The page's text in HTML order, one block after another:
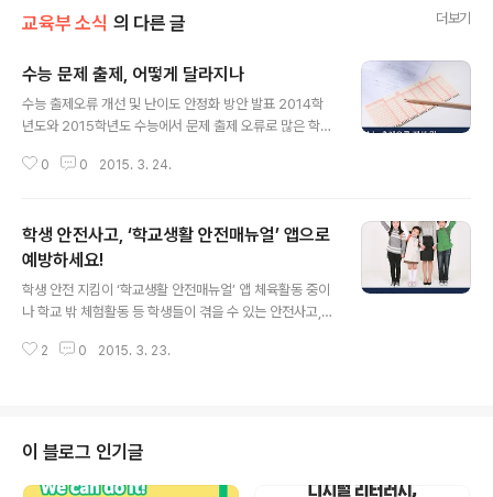
교육부 소식 의 다른 글 더보기
수능 문제 출제, 어떻게 달라지나
수능 출제오류 개선 및 난이도 안정화 방안 발표 2014학
년도와 2015학년도 수능에서 문제 출제 오류로 많은 학생
도록, 또 수험생들이 안정적으로 수험 준비를 할 수 있도록
3개월에 걸쳐 논의하고 현장의 의견을 수렴해 ‘수능 출제
오류 개선 및 난이도 안정화 방안(시안)’을 제시했습니다.
이번 방안은 2차례의 공청회와 추가적인 현장 의견을 수렴
해서 3월 말에 개선 방안을 확정할 계획이고요. 확정된 방
안으로 2016학년도 수능시행계획에 반영하고, 6월 모의
평가부터 적용합니다. 참고로 전체 대입전형과 연계된 중
0 0 2015. 3. 24.
학생 안전사고, ‘학교생활 안전매뉴얼’ 앱으로
예방하세요!
학생 안전 지킴이 ‘학교생활 안전매뉴얼’ 앱 체육활동 중이
나 학교 밖 체험활동 등 학생들이 겪을 수 있는 안전사고,
안전매뉴얼’은 자연재해, 학교내·외 활동, 폭력, 교통사고,
고할 수 있는 행동요령을 글, 동영상, 퀴즈 등으로 쉽게 접
할 수 있어요. 20초 내외의 동영상이나 삽화가 있어 초등
학교 저학년도 누구나 쉽게 참고할 수 있답니다. ▲ 학교생
2 0 2015. 3. 23.
이 블로그 인기글